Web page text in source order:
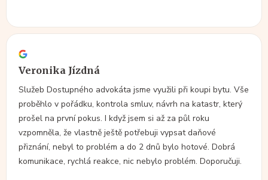
Veronika Jízdná
Služeb Dostupného advokáta jsme využili při koupi bytu. Vše
proběhlo v pořádku, kontrola smluv, návrh na katastr, který
prošel na první pokus. I když jsem si až za půl roku
vzpomněla, že vlastně ještě potřebuji vypsat daňové
přiznání, nebyl to problém a do 2 dnů bylo hotové. Dobrá
komunikace, rychlá reakce, nic nebylo problém. Doporučuji.